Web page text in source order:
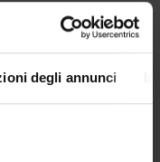
degli annunci